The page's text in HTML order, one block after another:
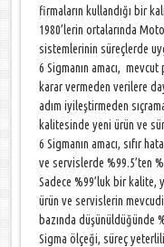
firmaların kullandığı bir
1980’lerin ortalarında
sistemlerinin süreçlerde
6 Sigmanın amacı,
karar vermeden verilere
adım iyileştirmeden
kalitesinde yeni ürün ve
6 Sigmanın amacı, sıfır
ve servislerde %99.5’ten
Sadece %99’luk bir kalite,
ürün ve servislerin
bazında düşünüldüğünde
Sigma ölçeği, süreç